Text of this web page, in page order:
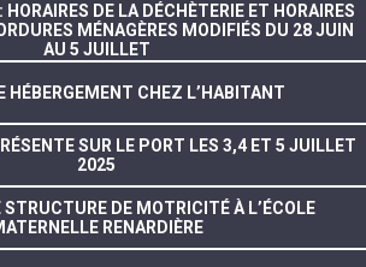
HORAIRES DE LA DÉCHÈTERIE ET HORAIRES
MÉNAGÈRES MODIFIÉS DU 28 JUIN
AU 5 JUILLET
HÉBERGEMENT CHEZ L’HABITANT
SUR LE PORT LES 3,4 ET 5 JUILLET
2025
STRUCTURE DE MOTRICITÉ À L’ÉCOLE
RENARDIÈRE